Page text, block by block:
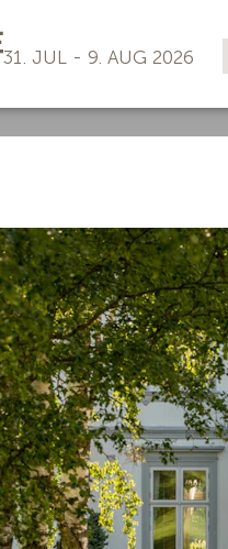
31. JUL - 9. AUG 2026